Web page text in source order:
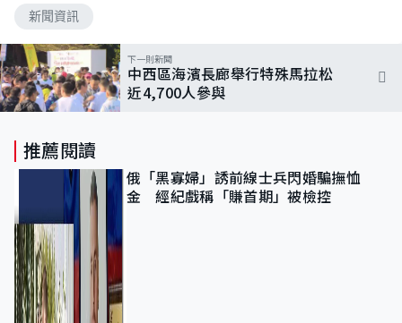
新聞資訊
下一則新聞
中西區海濱長廊舉行特殊馬拉松
近4,700人參與
推薦閱讀
俄「黑寡婦」誘前線士兵閃婚騙撫恤
金 經紀戲稱「賺首期」被檢控